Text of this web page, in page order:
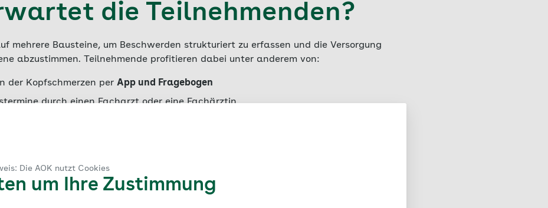
Die AOK nutzt Cookies
um Ihre Zustimmung
die Teilnehmenden?
mehrere Bausteine, um Beschwerden strukturiert zu erfassen und die Versorgung
abzustimmen. Teilnehmende profitieren dabei unter anderem von:
der Kopfschmerzen per App und Fragebogen
durch einen Facharzt oder eine Fachärztin
und Bewegung